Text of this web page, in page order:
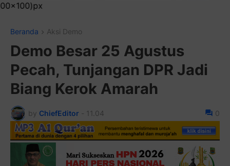
Beranda Aksi Demo
Demo Besar 25 Agustus
Pecah, Tunjangan DPR Jadi
Biang Kerok Amarah
by ChiefEditor - 11.04 0